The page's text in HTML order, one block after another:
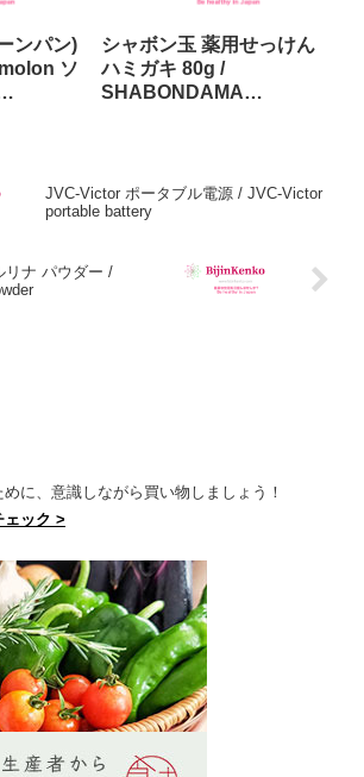
ンパン)
ソ
シャボン玉 薬用せっけん
ハミガキ 80g /
SHABONDAMA
JVC-Victor ポータブル電源 / JVC-Victor
portable battery
リナ パウダー /
に、意識しながら買い物しましょう！
ェック >